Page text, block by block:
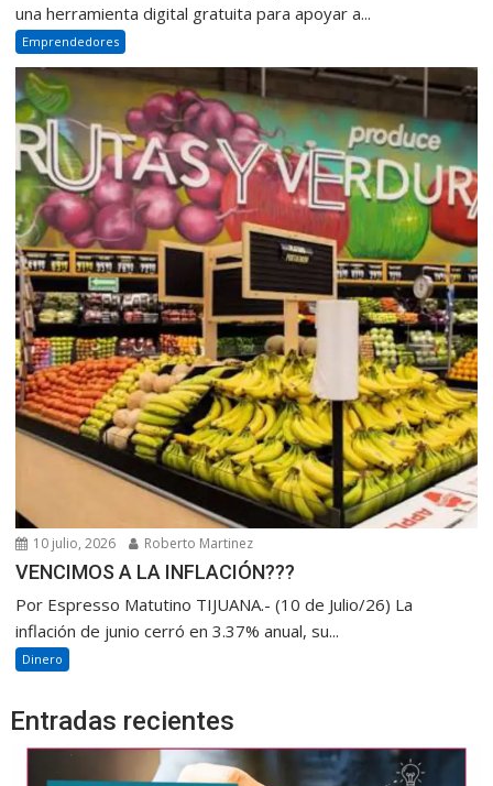
una herramienta digital gratuita para apoyar a...
Emprendedores
10 julio, 2026 Roberto Martinez
VENCIMOS A LA INFLACIÓN???
Por Espresso Matutino TIJUANA.- (10 de Julio/26) La
inflación de junio cerró en 3.37% anual, su...
Dinero
Entradas recientes